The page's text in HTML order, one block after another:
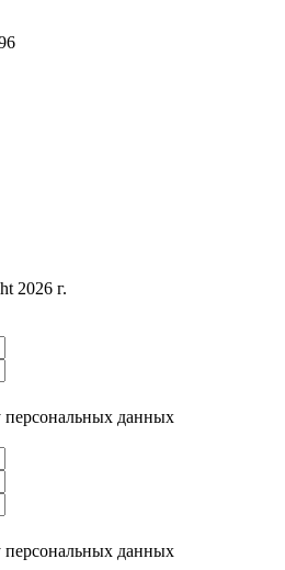
2026 г.
персональных данных
персональных данных